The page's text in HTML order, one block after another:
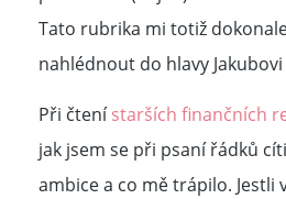
Tato rubrika mi totiž
nahlédnout do hlavy
Při čtenístarších finančních
jak jsem se při psaní řádků
ambice a co mě trápilo. Jestli